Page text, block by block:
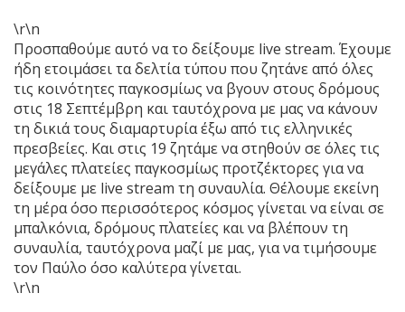
\r\n
Προσπαθούμε αυτό να το δείξουμε live stream. Έχουμε
ήδη ετοιμάσει τα δελτία τύπου που ζητάνε από όλες
τις κοινότητες παγκοσμίως να βγουν στους δρόμους
στις 18 Σεπτέμβρη και ταυτόχρονα με μας να κάνουν
τη δικιά τους διαμαρτυρία έξω από τις ελληνικές
πρεσβείες. Και στις 19 ζητάμε να στηθούν σε όλες τις
μεγάλες πλατείες παγκοσμίως προτζέκτορες για να
δείξουμε με live stream τη συναυλία. Θέλουμε εκείνη
τη μέρα όσο περισσότερος κόσμος γίνεται να είναι σε
μπαλκόνια, δρόμους πλατείες και να βλέπουν τη
συναυλία, ταυτόχρονα μαζί με μας, για να τιμήσουμε
τον Παύλο όσο καλύτερα γίνεται.
\r\n